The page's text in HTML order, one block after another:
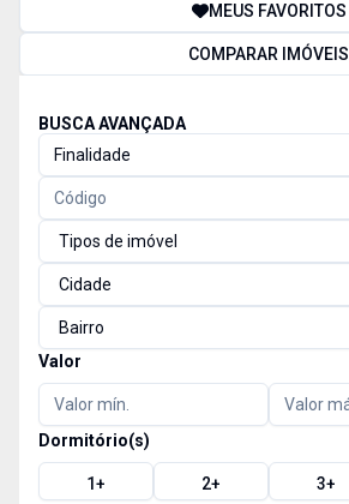
MEUS FAVORITOS
COMPARAR IMÓVEIS
BUSCA AVANÇADA
Finalidade
Tipos de imóvel
Cidade
Bairro
Valor
Dormitório(s)
1+ 2+ 3+